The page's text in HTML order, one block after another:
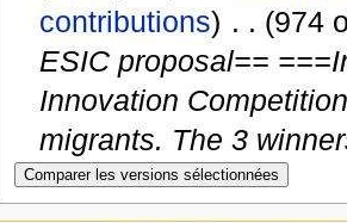
contributions) . . (974
ESIC proposal==
Innovation
migrants. The 3